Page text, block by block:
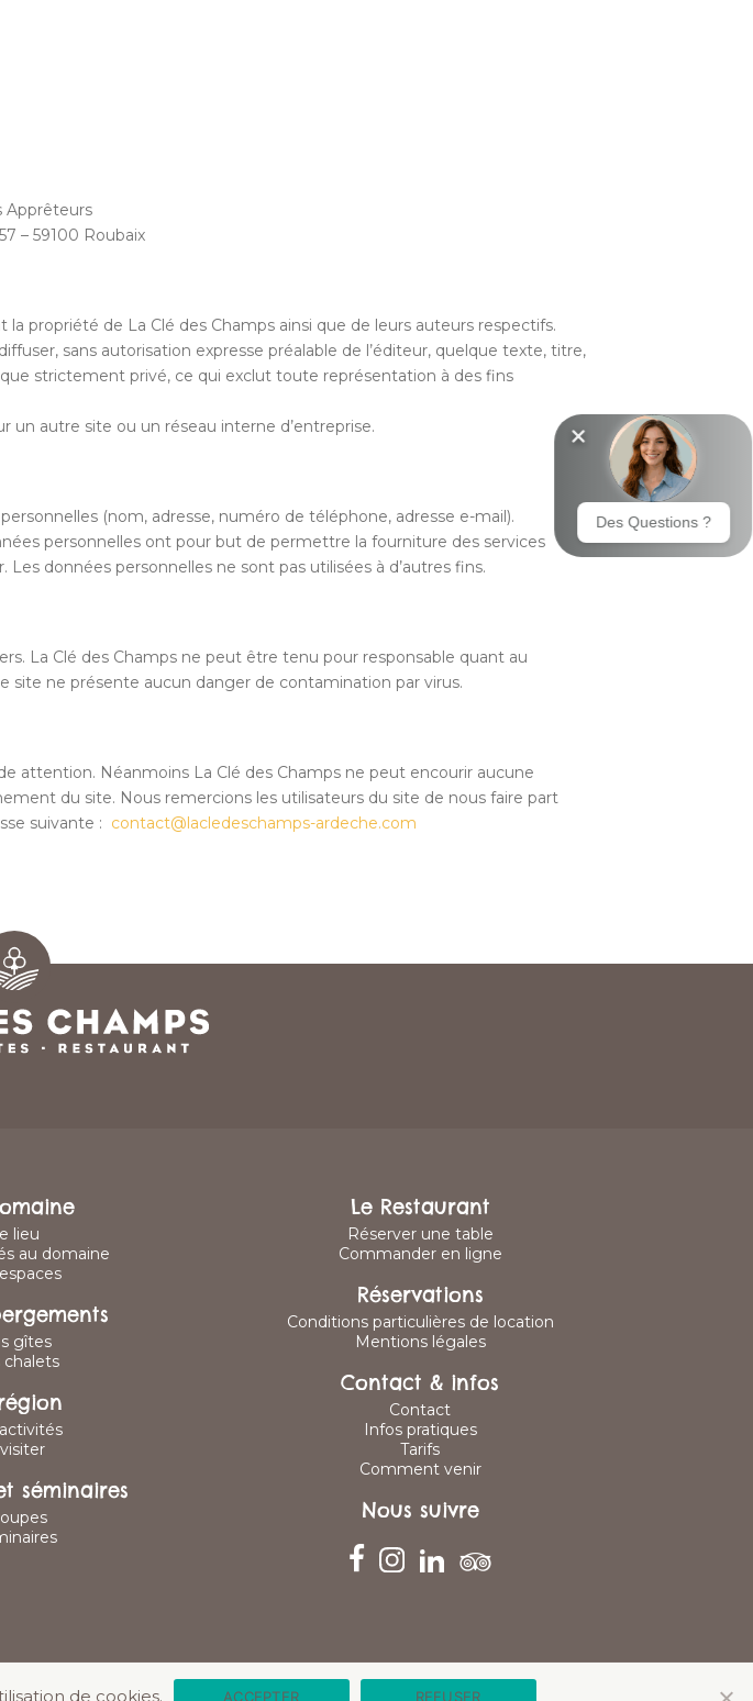
Apprêteurs
– 59100 Roubaix
propriété de La Clé des Champs ainsi que de leurs auteurs respectifs.
sans autorisation expresse préalable de l’éditeur, quelque texte, titre,
strictement privé, ce qui exclut toute représentation à des fins
un autre site ou un réseau interne d’entreprise.
(nom, adresse, numéro de téléphone, adresse e-mail).
personnelles ont pour but de permettre la fourniture des services
données personnelles ne sont pas utilisées à d’autres fins.
La Clé des Champs ne peut être tenu pour responsable quant au
site ne présente aucun danger de contamination par virus.
attention. Néanmoins La Clé des Champs ne peut encourir aucune
du site. Nous remercions les utilisateurs du site de nous faire part
suivante : contact@lacledeschamps-ardeche.com
lieu
au domaine
gîtes
chalets
séminaires
Le Restaurant
Réserver une table
Commander en ligne
Réservations
Conditions particulières de location
Mentions légales
Contact & infos
Contact
Infos pratiques
Tarifs
Comment venir
Nous suivre
Site internet LES APPRÊTEURS
de cookies. ACCEPTER REFUSER